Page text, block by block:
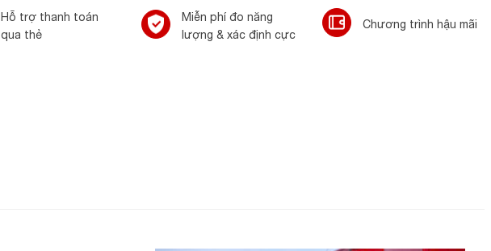
Hỗ trợ thanh toán
qua thẻ
Miễn phí đo năng
lượng & xác định cực
Chương trình hậu mãi